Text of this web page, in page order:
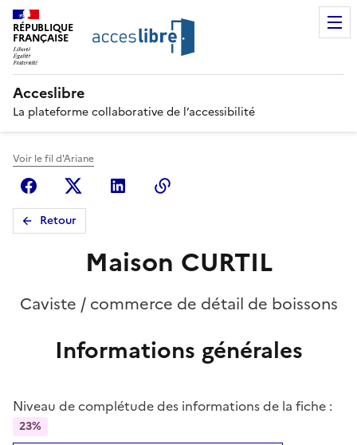
RÉPUBLIQUE
FRANÇAISE
Acceslibre
La plateforme collaborative de l’accessibilité
Voir le fil d'Ariane
FacebookX (anciennement Twitter)
Linkedin
Retour
Maison CURTIL
Caviste / commerce de détail de boissons
Informations générales
Niveau de complétude des informations de la fiche :
23%